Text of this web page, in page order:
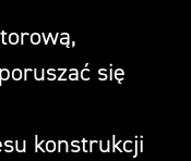
się
konstrukcji